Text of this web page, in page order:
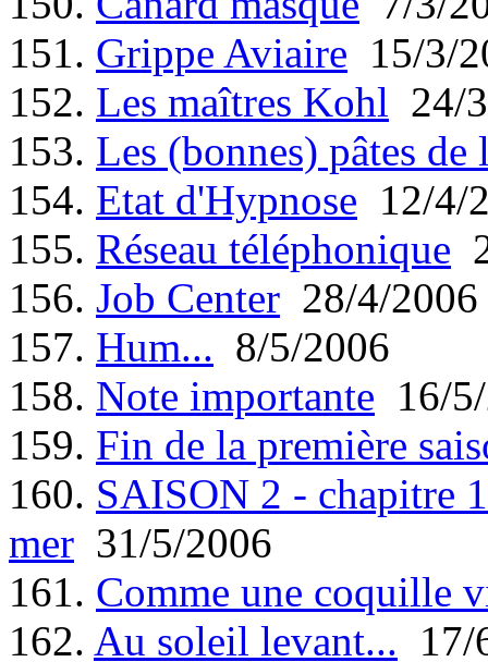
151. Grippe Aviaire 15/3/
152. Les maîtres Kohl 24/
153. Les (bonnes) pâtes de
154. Etat d'Hypnose 12/4/
155. Réseau téléphonique
156. Job Center 28/4/2006
157. Hum... 8/5/2006
158. Note importante 16/
159. Fin de la première
160. SAISON 2 - chapitre
mer 31/5/2006
161. Comme une coquille
162. Au soleil levant... 17/